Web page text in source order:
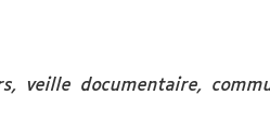
veille documentaire,